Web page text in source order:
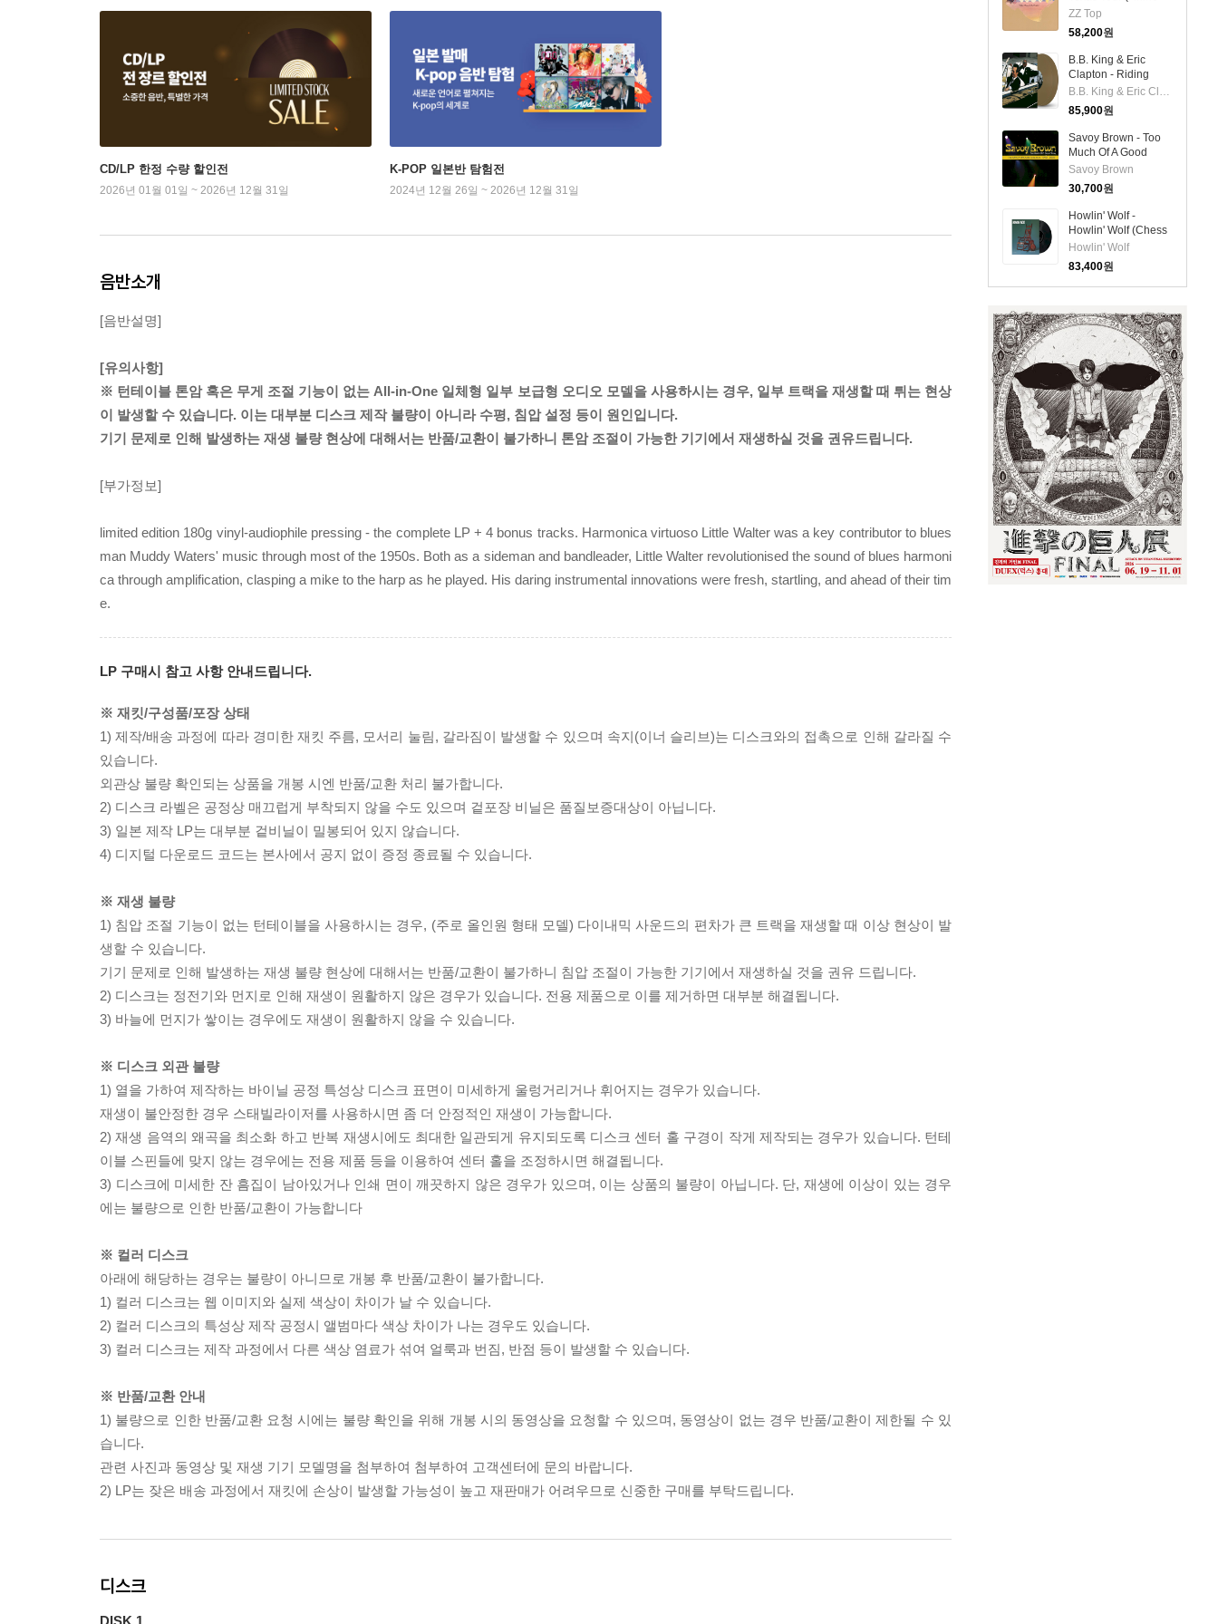
Spirit Of '76 Series)
(140g LP)
ZZ Top
58,200원
B.B. King & Eric
Clapton - Riding
With The King
(Remastered)
(Extended Edition)
(Ltd)(180g Colored
2LP)
B.B. King & Eric Clapton
85,900원
Savoy Brown - Too
Much Of A Good
Thing: The Savoy
Brown Collection
1992-2007 (CD)
Savoy Brown
30,700원
Howlin' Wolf -
Howlin' Wolf (Chess
75 Series)(180g
Mono LP)
Howlin' Wolf
83,400원
CD/LP 한정 수량 할인전
2026년 01월 01일 ~ 2026년 12월 31일
K-POP 일본반 탐험전
2024년 12월 26일 ~ 2026년 12월 31일
음반소개
[음반설명]
[유의사항]
※ 턴테이블 톤암 혹은 무게 조절 기능이 없는 All-in-One 일체형 일부 보급형 오디오 모델을 사용하시는 경우, 일부 트랙을 재생할 때 튀는 현상
이 발생할 수 있습니다. 이는 대부분 디스크 제작 불량이 아니라 수평, 침압 설정 등이 원인입니다.
기기 문제로 인해 발생하는 재생 불량 현상에 대해서는 반품/교환이 불가하니 톤암 조절이 가능한 기기에서 재생하실 것을 권유드립니다.
[부가정보]
limited edition 180g vinyl-audiophile pressing - the complete LP + 4 bonus tracks. Harmonica virtuoso Little Walter was a key contributor to blues
man Muddy Waters' music through most of the 1950s. Both as a sideman and bandleader, Little Walter revolutionised the sound of blues harmoni
ca through amplification, clasping a mike to the harp as he played. His daring instrumental innovations were fresh, startling, and ahead of their tim
e.
LP 구매시 참고 사항 안내드립니다.
※ 재킷/구성품/포장 상태
1) 제작/배송 과정에 따라 경미한 재킷 주름, 모서리 눌림, 갈라짐이 발생할 수 있으며 속지(이너 슬리브)는 디스크와의 접촉으로 인해 갈라질 수
있습니다.
외관상 불량 확인되는 상품을 개봉 시엔 반품/교환 처리 불가합니다.
2) 디스크 라벨은 공정상 매끄럽게 부착되지 않을 수도 있으며 겉포장 비닐은 품질보증대상이 아닙니다.
3) 일본 제작 LP는 대부분 겉비닐이 밀봉되어 있지 않습니다.
4) 디지털 다운로드 코드는 본사에서 공지 없이 증정 종료될 수 있습니다.
※ 재생 불량
1) 침압 조절 기능이 없는 턴테이블을 사용하시는 경우, (주로 올인원 형태 모델) 다이내믹 사운드의 편차가 큰 트랙을 재생할 때 이상 현상이 발
생할 수 있습니다.
기기 문제로 인해 발생하는 재생 불량 현상에 대해서는 반품/교환이 불가하니 침압 조절이 가능한 기기에서 재생하실 것을 권유 드립니다.
2) 디스크는 정전기와 먼지로 인해 재생이 원활하지 않은 경우가 있습니다. 전용 제품으로 이를 제거하면 대부분 해결됩니다.
3) 바늘에 먼지가 쌓이는 경우에도 재생이 원활하지 않을 수 있습니다.
※ 디스크 외관 불량
1) 열을 가하여 제작하는 바이닐 공정 특성상 디스크 표면이 미세하게 울렁거리거나 휘어지는 경우가 있습니다.
재생이 불안정한 경우 스태빌라이저를 사용하시면 좀 더 안정적인 재생이 가능합니다.
2) 재생 음역의 왜곡을 최소화 하고 반복 재생시에도 최대한 일관되게 유지되도록 디스크 센터 홀 구경이 작게 제작되는 경우가 있습니다. 턴테
이블 스핀들에 맞지 않는 경우에는 전용 제품 등을 이용하여 센터 홀을 조정하시면 해결됩니다.
3) 디스크에 미세한 잔 흠집이 남아있거나 인쇄 면이 깨끗하지 않은 경우가 있으며, 이는 상품의 불량이 아닙니다. 단, 재생에 이상이 있는 경우
에는 불량으로 인한 반품/교환이 가능합니다
※ 컬러 디스크
아래에 해당하는 경우는 불량이 아니므로 개봉 후 반품/교환이 불가합니다.
1) 컬러 디스크는 웹 이미지와 실제 색상이 차이가 날 수 있습니다.
2) 컬러 디스크의 특성상 제작 공정시 앨범마다 색상 차이가 나는 경우도 있습니다.
3) 컬러 디스크는 제작 과정에서 다른 색상 염료가 섞여 얼룩과 번짐, 반점 등이 발생할 수 있습니다.
※ 반품/교환 안내
1) 불량으로 인한 반품/교환 요청 시에는 불량 확인을 위해 개봉 시의 동영상을 요청할 수 있으며, 동영상이 없는 경우 반품/교환이 제한될 수 있
습니다.
관련 사진과 동영상 및 재생 기기 모델명을 첨부하여 첨부하여 고객센터에 문의 바랍니다.
2) LP는 잦은 배송 과정에서 재킷에 손상이 발생할 가능성이 높고 재판매가 어려우므로 신중한 구매를 부탁드립니다.
디스크
DISK 1